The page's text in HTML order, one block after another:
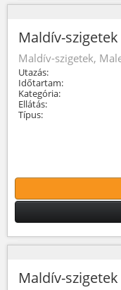
Maldív-szigetek
Maldív-szigetek,
Utazás:
Időtartam:
Kategória:
Ellátás:
Típus:
Maldív-